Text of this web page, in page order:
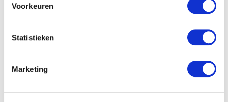
Voorkeuren
Statistieken
Marketing